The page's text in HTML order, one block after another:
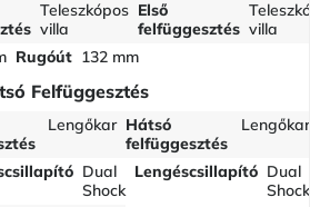
Teleszkópos
villa
Első
felfüggesztés villa
Rugóút 132 mm
Felfüggesztés
Lengőkar Hátsó
felfüggesztés
Lengőkar
Dual
Shock
Lengéscsillapító Dual
Shock